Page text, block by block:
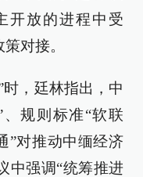
开放的进程中受
对接。
，廷林指出，中
规则标准“软联
”对推动中缅经济
中强调“统筹推进